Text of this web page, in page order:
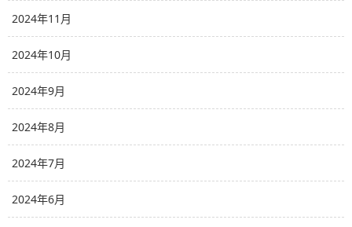
2024年11月
2024年10月
2024年9月
2024年8月
2024年7月
2024年6月